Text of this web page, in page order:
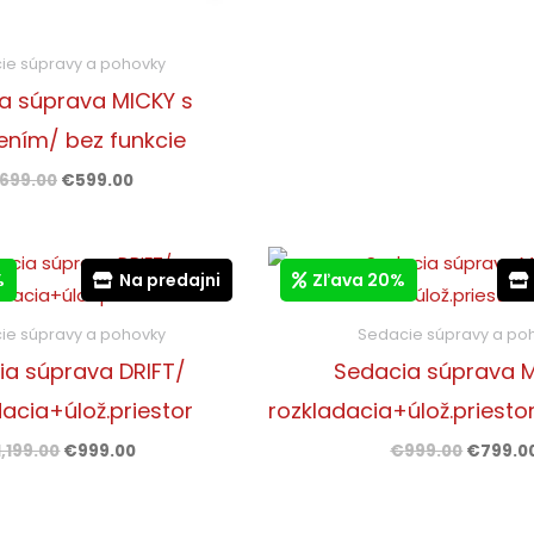
súpravy a pohovky
súprava MICKY s
bez funkcie
€599.00
Na predajni
súpravy a pohovky
súprava DRIFT/
Pôvodná
cena
bola:
€999.00
Aktuálna
cena
je:
Zľava 20%
Sedacie súpravy a
Sedacia súprava
€999.00
cena
bola:
€